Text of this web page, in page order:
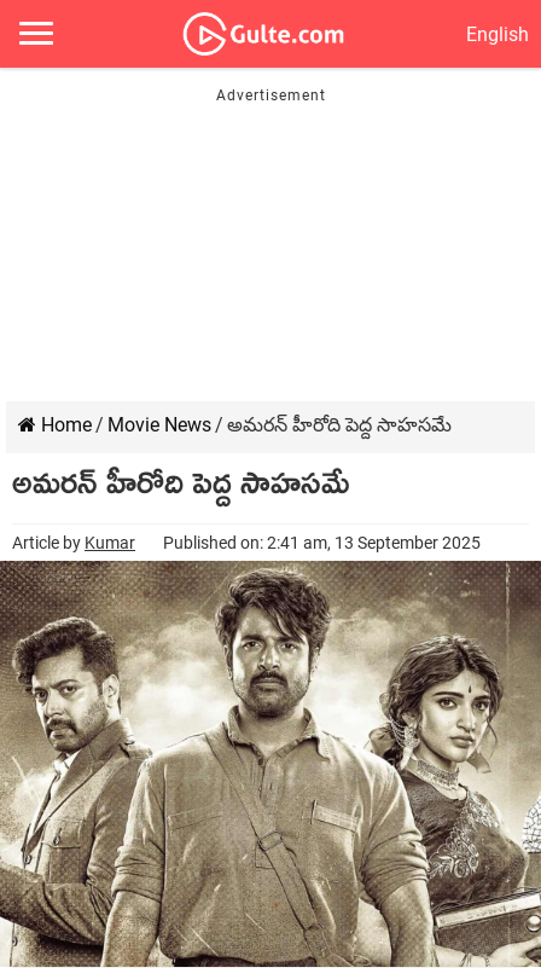
English
Home/ Movie News/ అమరన్ హీరోది పెద్ద సాహసమే
అమరన్ హీరోది పెద్ద సాహసమే
Article by Kumar Published on: 2:41 am, 13 September 2025